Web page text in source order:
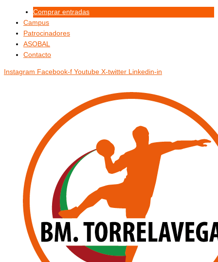
contenido
Comprar entradas
Campus
Patrocinadores
ASOBAL
Contacto
Instagram Facebook-f Youtube X-twitter Linkedin-in